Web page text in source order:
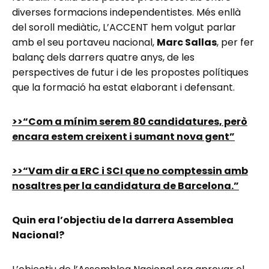
diverses formacions independentistes. Més enllà
del soroll mediàtic, L’ACCENT hem volgut parlar
amb el seu portaveu nacional, Marc Sallas, per fer
balanç dels darrers quatre anys, de les
perspectives de futur i de les propostes polítiques
que la formació ha estat elaborant i defensant.
>>“Com a mínim serem 80 candidatures, però
encara estem creixent i sumant nova gent”
>>“Vam dir a ERC i SCI que no comptessin amb
nosaltres per la candidatura de Barcelona.”
Quin era l’objectiu de la darrera Assemblea
Nacional?